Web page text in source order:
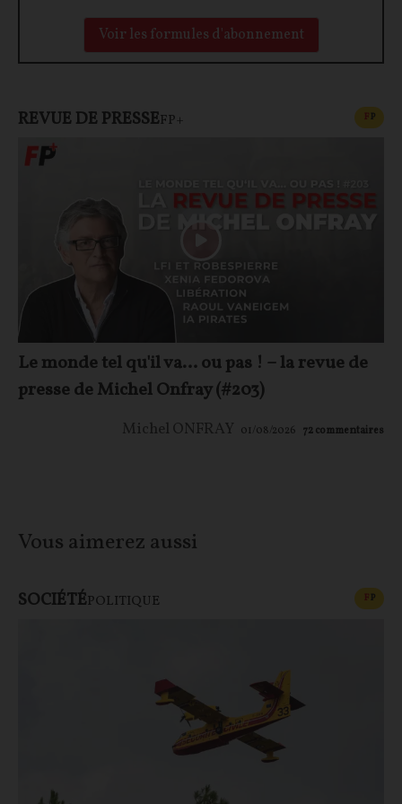
Voir les formules d'abonnement
REVUE DE PRESSEFP+ FP
Le monde tel qu'il va… ou pas ! – la revue de
presse de Michel Onfray (#203)
Michel ONFRAY 01/08/2026 72commentaires
Vous aimerez aussi
SOCIÉTÉPOLITIQUE FP